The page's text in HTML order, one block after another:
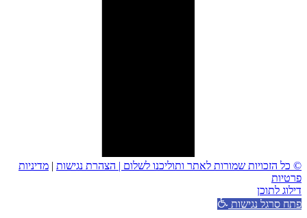
© כל הזכויות שמורות לאתר ותוליכנו לשלום | הצהרת נגישות | מדיניות
פרטיות
דילוג לתוכן
פתח סרגל נגישות